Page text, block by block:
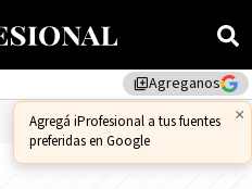
library_addAgreganos
×
Agregá iProfesional a tus fuentes
preferidas en Google
DÓLAR CCL0.35%$1,581.11